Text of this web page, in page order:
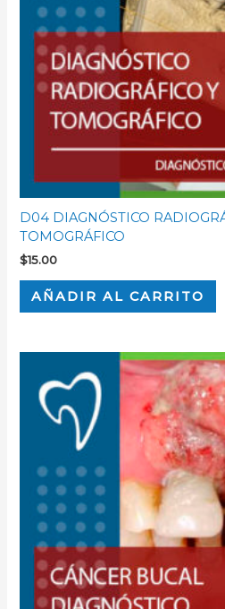
D04 DIAGNÓSTICO
TOMOGRÁFICO
$15.00
AÑADIR AL CARRITO